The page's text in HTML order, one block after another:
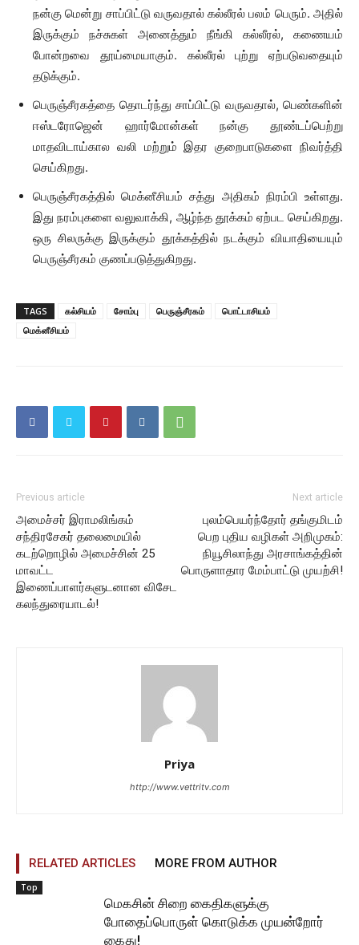
நன்கு மென்று சாப்பிட்டு வருவதால் கல்லீரல் பலம் பெரும். அதில்
இருக்கும் நச்சுகள் அனைத்தும் நீங்கி கல்லீரல், கணையம்
போன்றவை தூய்மையாகும். கல்லீரல் புற்று ஏற்படுவதையும்
தடுக்கும்.
பெருஞ்சீரகத்தை தொடர்ந்து சாப்பிட்டு வருவதால், பெண்களின்
ஈஸ்டரோஜென் ஹார்மோன்கள் நன்கு தூண்டப்பெற்று
மாதவிடாய்கால வலி மற்றும் இதர குறைபாடுகளை நிவர்த்தி
செய்கிறது.
பெருஞ்சீரகத்தில் மெக்னீசியம் சத்து அதிகம் நிரம்பி உள்ளது.
இது நரம்புகளை வலுவாக்கி, ஆழ்ந்த தூக்கம் ஏற்பட செய்கிறது.
ஒரு சிலருக்கு இருக்கும் தூக்கத்தில் நடக்கும் வியாதியையும்
பெருஞ்சீரகம் குணப்படுத்துகிறது.
TAGS கல்சியம் சோம்பு பெருஞ்சீரகம்
பொட்டாசியம்
மெக்னீசியம்
Previous article
அமைச்சர் இராமலிங்கம்
சந்திரசேகர் தலைமையில்
கடற்றொழில் அமைச்சின் 25
மாவட்ட
இணைப்பாளர்களுடனான விசேட
கலந்துரையாடல்!
Next article
புலம்பெயர்ந்தோர் தங்குமிடம்
பெற புதிய வழிகள் அறிமுகம்:
நியூசிலாந்து அரசாங்கத்தின்
பொருளாதார மேம்பாட்டு முயற்சி!
Priya
http://www.vettritv.com
RELATED ARTICLES MORE FROM AUTHOR
Top
மெகசின் சிறை கைதிகளுக்கு
போதைப்பொருள் கொடுக்க முயன்றோர்
கைது!